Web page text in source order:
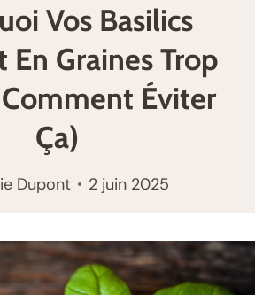
Vos Basilics
Graines Trop
Éviter
Ça)
Dupont 2 juin 2025